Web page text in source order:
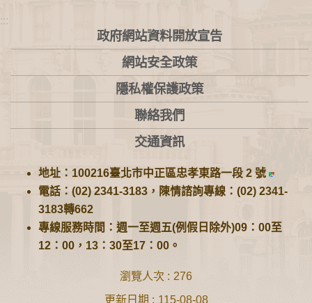
:::
政府網站資料開放宣告
網站安全政策
隱私權保護政策
聯絡我們
交通資訊
地址：100216臺北市中正區忠孝東路一段 2 號
電話：(02) 2341-3183，陳情諮詢專線：(02) 2341-
3183轉662
專線服務時間：週一至週五(例假日除外)09：00至
12：00，13：30至17：00。
瀏覽人次
276
更新日期
115-08-08